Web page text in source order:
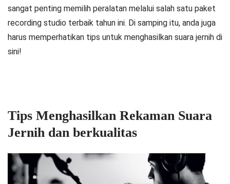
sangat penting memilih peralatan melalui salah satu paket
recording studio terbaik tahun ini. Di samping itu, anda juga
harus memperhatikan tips untuk menghasilkan suara jernih di
sini!
Tips Menghasilkan Rekaman Suara
Jernih dan berkualitas